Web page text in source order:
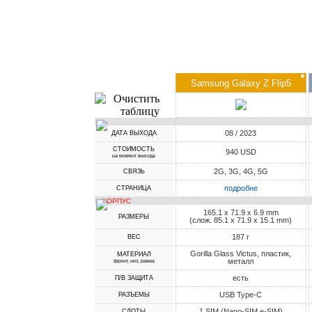
✖
Samsung Galaxy Z Flip5
ДАТА ВЫХОДА 08 / 2023
СТОИМОСТЬ
на момент выхода 940 USD
СВЯЗЬ 2G, 3G, 4G, 5G
СТРАНИЦА подробне
КОРПУС
РАЗМЕРЫ
165.1 x 71.9 x 6.9 mm
(слож. 85.1 x 71.9 x 15.1 mm)
ВЕС 187 г
МАТЕРИАЛ
фронт, низ, рамка
Gorilla Glass Victus, пластик,
металл
П/В ЗАЩИТА есть
РАЗЪЕМЫ USB Type-C